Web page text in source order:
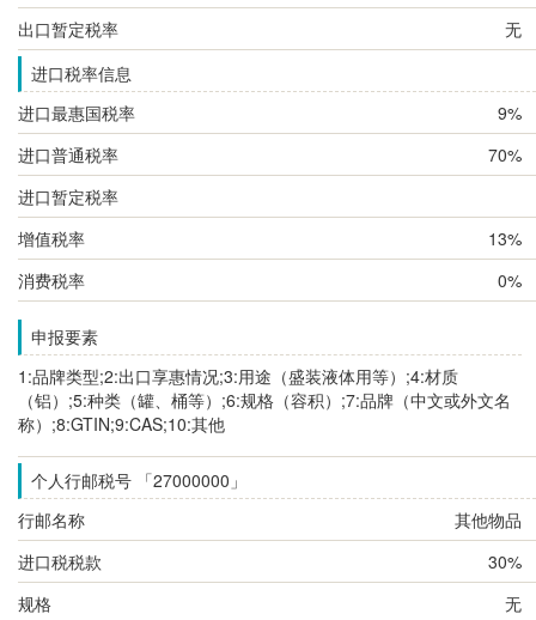
出口暂定税率
无
进口税率信息
进口最惠国税率
9%
进口普通税率
70%
进口暂定税率
增值税率
13%
消费税率
0%
申报要素
1:品牌类型;2:出口享惠情况;3:用途（盛装液体用等）;4:材质
（铝）;5:种类（罐、桶等）;6:规格（容积）;7:品牌（中文或外文名
称）;8:GTIN;9:CAS;10:其他
个人行邮税号 「27000000」
行邮名称
其他物品
进口税税款
30%
规格
无